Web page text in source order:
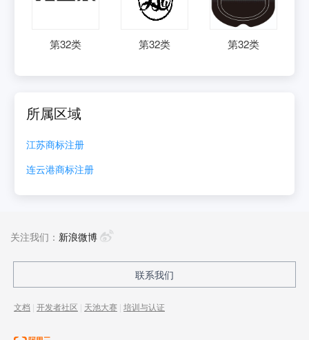
第32类 第32类 第32类
所属区域
江苏商标注册
连云港商标注册